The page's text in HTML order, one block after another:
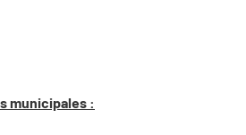
municipales :